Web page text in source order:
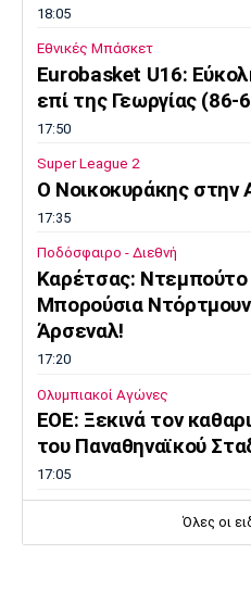
18:05
Εθνικές Μπάσκετ
Eurobasket U16:
επί της Γεωργίας (86-
17:50
Super League 2
O Noικοκυράκης στην
17:35
Ποδόσφαιρο - Διεθνή
Kαρέτσας:
Μπορούσια
Άρσεναλ!
17:20
Ολυμπιακοί Αγώνες
EOE: Ξεκινά τον
του Παναθηναϊκού
17:05
Φεύγουν οι αδειούχοι
Όλες οι